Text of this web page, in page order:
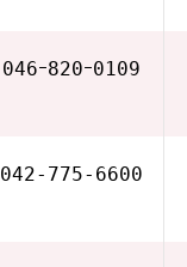
046ｰ820ｰ0109
042‐775‐6600